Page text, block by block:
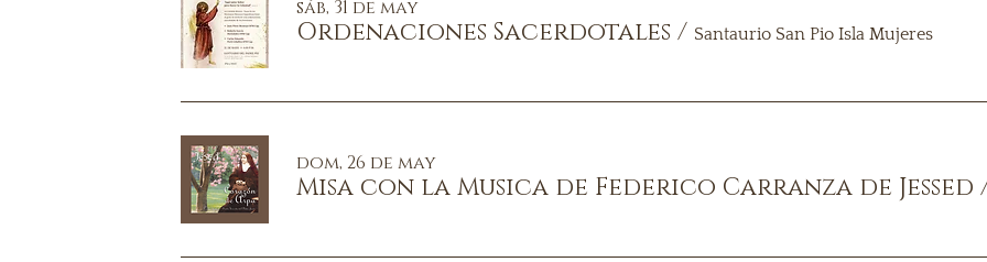
sáb, 31 de may
Ordenaciones Sacerdotales / Santaurio San Pio Isla Mujeres
dom, 26 de may
Misa con la Musica de Federico Carranza de Jessed